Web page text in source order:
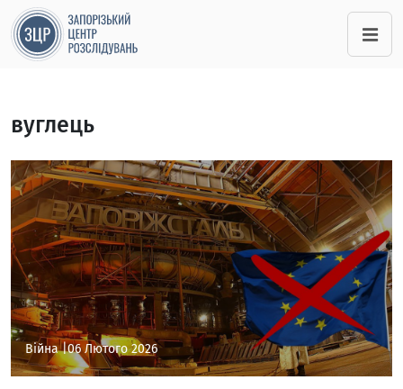
вуглець
Війна |06 Лютого 2026